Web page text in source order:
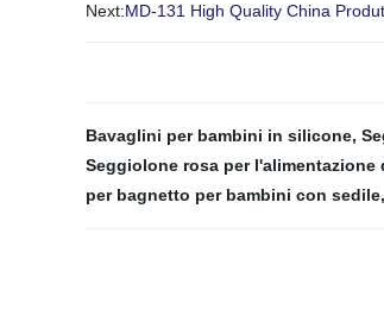
Next:MD-131 High Quality China
Bavaglini per bambini in silicone,
Seggiolone rosa per l'alimentazione
per bagnetto per bambini con sedile,